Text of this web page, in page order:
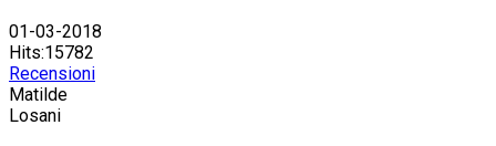
01-03-2018
Hits:15782
Recensioni
Matilde
Losani